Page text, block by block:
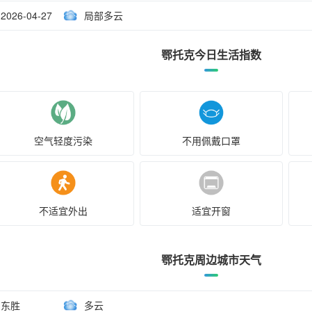
2026-04-27 局部多云
鄂托克今日生活指数
空气轻度污染 不用佩戴口罩
不适宜外出 适宜开窗
鄂托克周边城市天气
东胜 多云